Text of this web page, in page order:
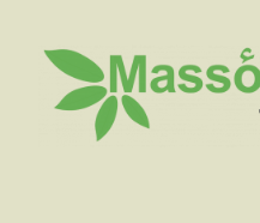
contenu